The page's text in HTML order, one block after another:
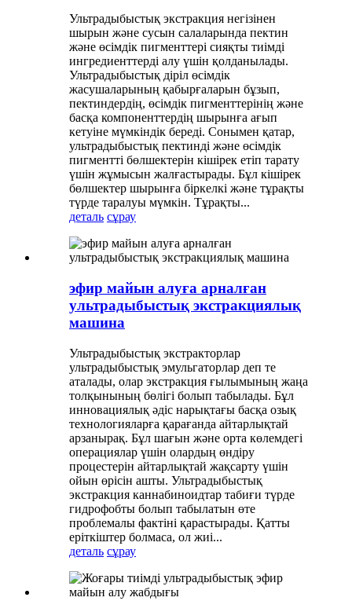
Ультрадыбыстық экстракция негізінен
шырын және сусын салаларында пектин
және өсімдік пигменттері сияқты тиімді
ингредиенттерді алу үшін қолданылады.
Ультрадыбыстық діріл өсімдік
жасушаларының қабырғаларын бұзып,
пектиндердің, өсімдік пигменттерінің және
басқа компоненттердің шырынға ағып
кетуіне мүмкіндік береді. Сонымен қатар,
ультрадыбыстық пектинді және өсімдік
пигментті бөлшектерін кішірек етіп тарату
үшін жұмысын жалғастырады. Бұл кішірек
бөлшектер шырынға біркелкі және тұрақты
түрде таралуы мүмкін. Тұрақты...
деталь сұрау
эфир майын алуға арналған
ультрадыбыстық экстракциялық
машина
Ультрадыбыстық экстракторлар
ультрадыбыстық эмульгаторлар деп те
аталады, олар экстракция ғылымының жаңа
толқынының бөлігі болып табылады. Бұл
инновациялық әдіс нарықтағы басқа озық
технологияларға қарағанда айтарлықтай
арзанырақ. Бұл шағын және орта көлемдегі
операциялар үшін олардың өндіру
процестерін айтарлықтай жақсарту үшін
ойын өрісін ашты. Ультрадыбыстық
экстракция каннабиноидтар табиғи түрде
гидрофобты болып табылатын өте
проблемалы фактіні қарастырады. Қатты
еріткіштер болмаса, ол жиі...
деталь сұрау